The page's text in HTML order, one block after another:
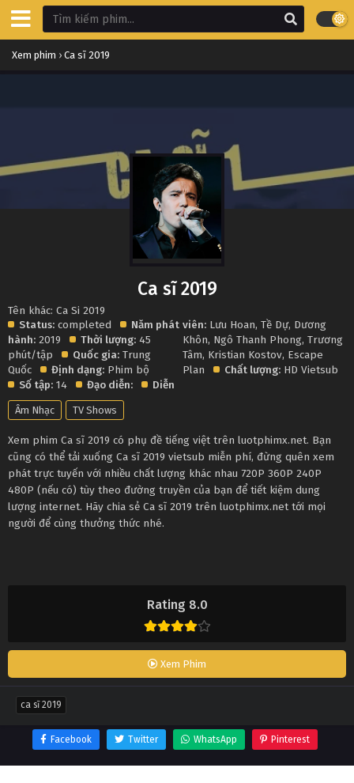
Xem phim › Ca sĩ 2019
Rating 8.0
Xem Phim
Ca sĩ 2019
Tên khác: Ca Si 2019
Status: completed
Năm phát
hành: 2019 Thời lượng: 45
phút/tập
Quốc gia: Trung
Quốc
Định dạng: Phim bộ
Số tập: 14 Đạo diễn: Diễn
viên: Lưu Hoan,Tề Dự, Dương
Khôn, Ngô Thanh Phong,Trương
Tâm, Kristian Kostov, Escape
Plan
Chất lượng: HD Vietsub
Âm Nhạc TV Shows
Xem phim Ca sĩ 2019 có phụ đề tiếng việt trên luotphimx.net. Bạn
cũng có thể tải xuống Ca sĩ 2019 vietsub miễn phí, đừng quên xem
phát trực tuyến với nhiều chất lượng khác nhau 720P 360P 240P
480P (nếu có) tùy theo đường truyền của bạn để tiết kiệm dung
lượng internet. Hãy chia sẻ Ca sĩ 2019 trên luotphimx.net tới mọi
người để cùng thưởng thức nhé.
ca sĩ 2019
Facebook Twitter WhatsApp Pinterest